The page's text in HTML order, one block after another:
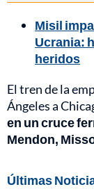
Misil
Ucrania:
heridos
El tren de la
Ángeles a
en un cruce
Mendon,
Últimas